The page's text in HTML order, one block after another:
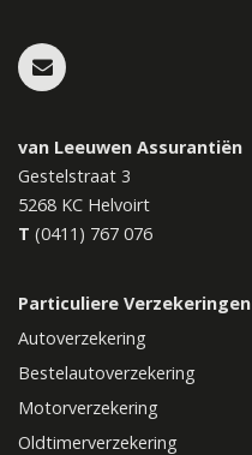
van Leeuwen Assurantiën
Gestelstraat 3
5268 KC Helvoirt
T (0411) 767 076
Particuliere Verzekeringen
Autoverzekering
Bestelautoverzekering
Motorverzekering
Oldtimerverzekering